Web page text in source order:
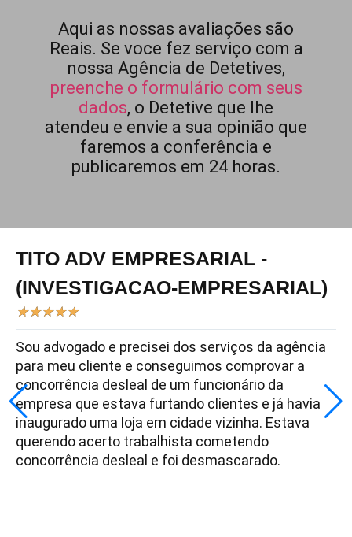
Aqui as nossas avaliações são
Reais. Se voce fez serviço com a
nossa Agência de Detetives,
preenche o formulário com seus
dados, o Detetive que lhe
atendeu e envie a sua opinião que
faremos a conferência e
publicaremos em 24 horas.
TITO ADV EMPRESARIAL -
(INVESTIGACAO-EMPRESARIAL)
★★★★★
Sou advogado e precisei dos serviços da agência
para meu cliente e conseguimos comprovar a
concorrência desleal de um funcionário da
empresa que estava furtando clientes e já havia
inaugurado uma loja em cidade vizinha. Estava
querendo acerto trabalhista cometendo
concorrência desleal e foi desmascarado.